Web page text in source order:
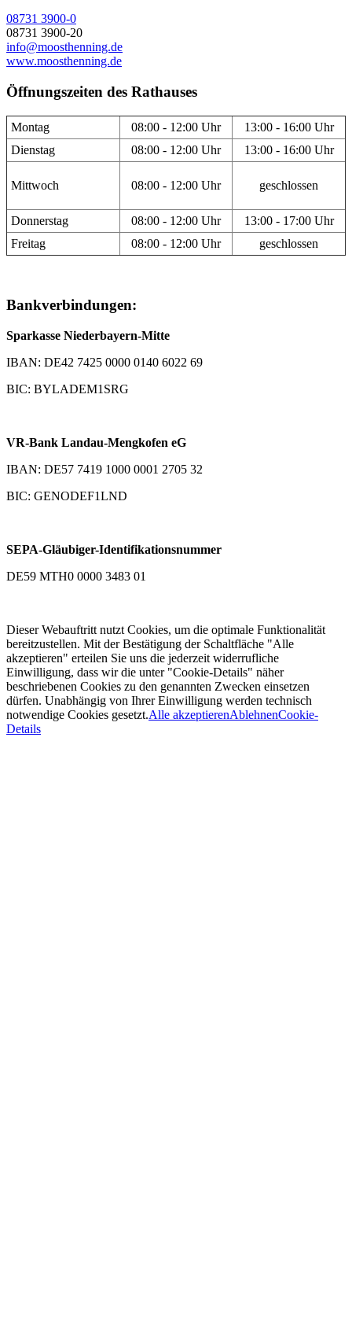
08731 3900-0
08731 3900-20
info@moosthenning.de
www.moosthenning.de
Öffnungszeiten des Rathauses
Montag 08:00 - 12:00 Uhr
13:00 - 16:00 Uhr
Dienstag
08:00 - 12:00 Uhr 13:00 - 16:00 Uhr
Mittwoch 08:00 - 12:00 Uhr geschlossen
Donnerstag 08:00 - 12:00 Uhr
13:00 - 17:00 Uhr
Freitag
08:00 - 12:00 Uhr geschlossen
Bankverbindungen:
Sparkasse Niederbayern-Mitte
IBAN: DE42 7425 0000 0140 6022 69
BIC: BYLADEM1SRG
VR-Bank Landau-Mengkofen eG
IBAN: DE57 7419 1000 0001 2705 32
BIC: GENODEF1LND
SEPA-Gläubiger-Identifikationsnummer
DE59 MTH0 0000 3483 01
Dieser Webauftritt nutzt Cookies, um die optimale Funktionalität
bereitzustellen. Mit der Bestätigung der Schaltfläche "Alle
akzeptieren" erteilen Sie uns die jederzeit widerrufliche
Einwilligung, dass wir die unter "Cookie-Details" näher
beschriebenen Cookies zu den genannten Zwecken einsetzen
dürfen. Unabhängig von Ihrer Einwilligung werden technisch
notwendige Cookies gesetzt.Alle akzeptierenAblehnenCookie-
Details